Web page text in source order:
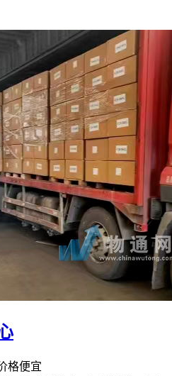
格便宜